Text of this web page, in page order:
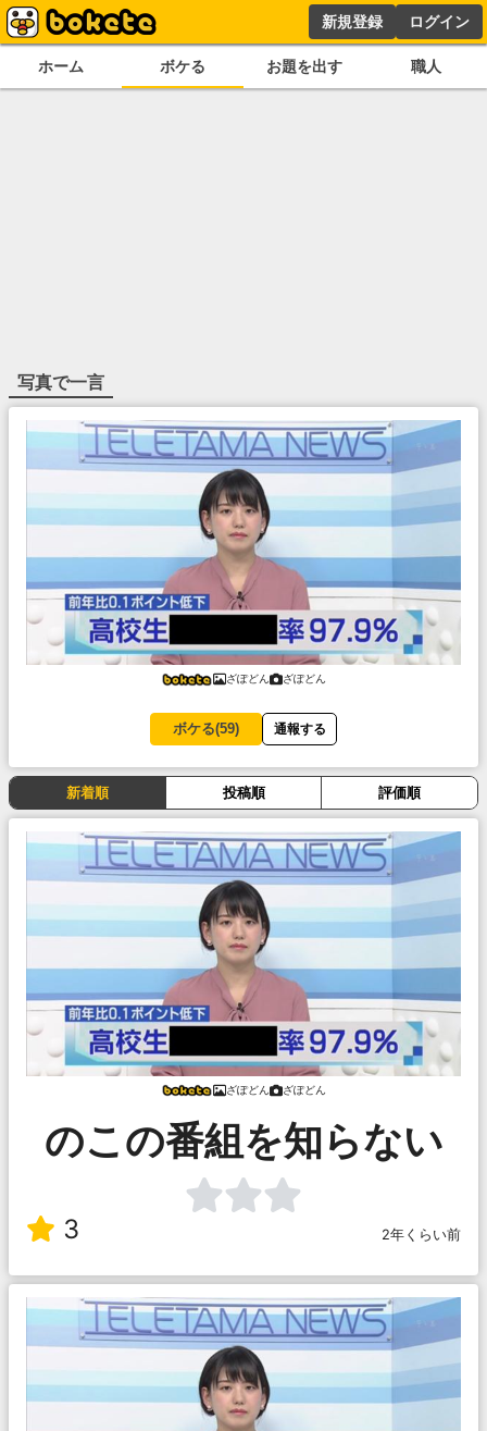
新規登録 ログイン
ホーム ボケる お題を出す 職人
写真で一言
ざぽどん ざぽどん
ボケる(59) 通報する
新着順 投稿順 評価順
ざぽどん ざぽどん
のこの番組を知らない
3 2年くらい前